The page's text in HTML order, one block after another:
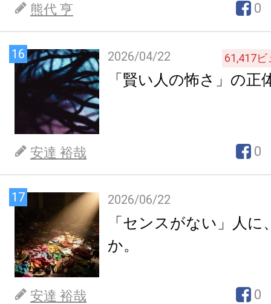
熊代 亨 0
16 2026/04/22 61,417ビ
「賢い人の怖さ」の正
安達 裕哉 0
17 2026/06/22
「センスがない」人
か。
安達 裕哉 0